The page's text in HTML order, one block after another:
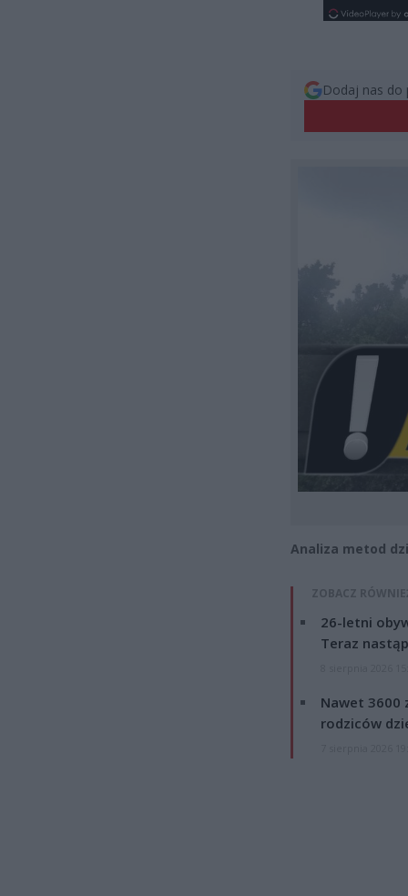
Dodaj nas do
Analiza metod
ZOBACZ
26-letni
Teraz
Nawet 3600
rodziców